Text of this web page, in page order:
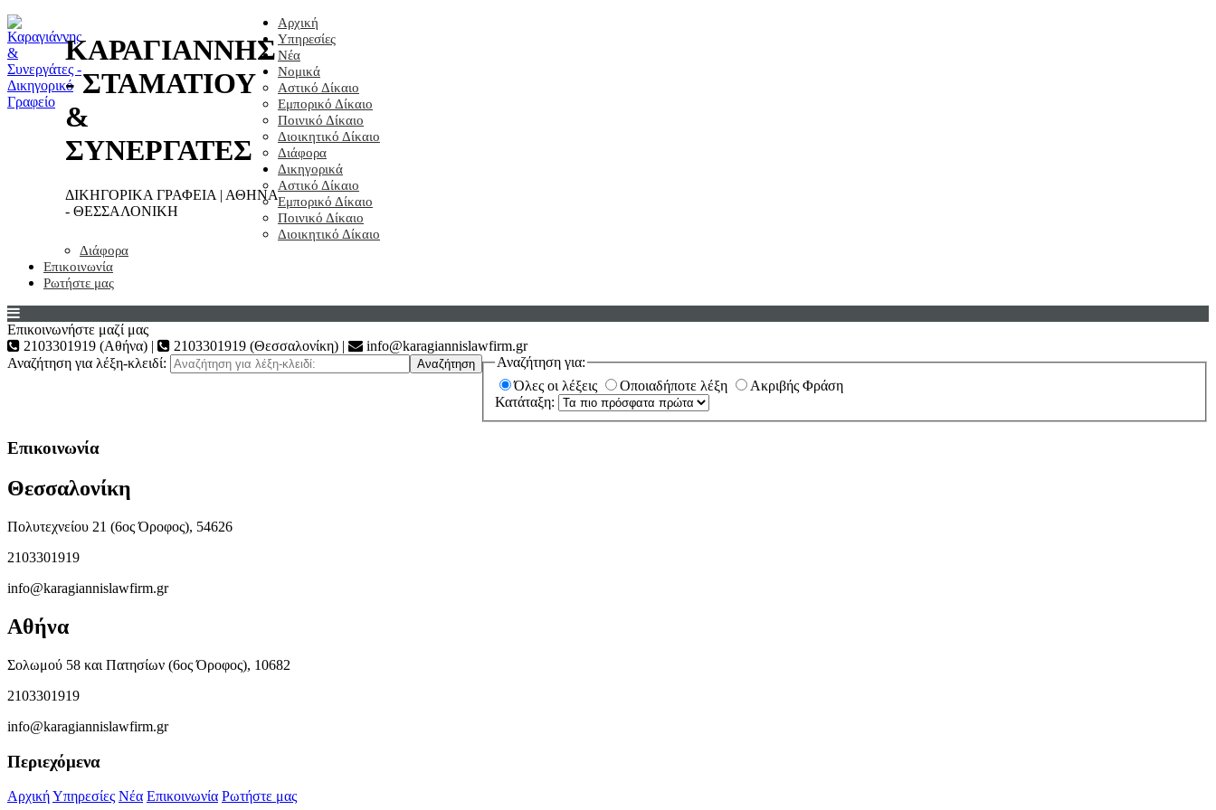
ΚΑΡΑΓΙΑΝΝΗΣ
- ΣΤΑΜΑΤΙΟΥ
&
ΣΥΝΕΡΓΑΤΕΣ
ΔΙΚΗΓΟΡΙΚΑ ΓΡΑΦΕΙΑ | ΑΘΗΝΑ
- ΘΕΣΣΑΛΟΝΙΚΗ
Αρχική
Υπηρεσίες
Νέα
Νομικά
Αστικό Δίκαιο
Εμπορικό Δίκαιο
Ποινικό Δίκαιο
Διοικητικό Δίκαιο
Διάφορα
Δικηγορικά
Αστικό Δίκαιο
Εμπορικό Δίκαιο
Ποινικό Δίκαιο
Διοικητικό Δίκαιο
Διάφορα
Επικοινωνία
Ρωτήστε μας
Επικοινωνήστε μαζί μας
2103301919 (Αθήνα) |
2103301919 (Θεσσαλονίκη) |
info@karagiannislawfirm.gr
Αναζήτηση για λέξη-κλειδί:
Αναζήτηση
Αναζήτηση για:
Όλες οι λέξεις
Οποιαδήποτε λέξη
Ακριβής Φράση
Κατάταξη:
Επικοινωνία
Θεσσαλονίκη
Πολυτεχνείου 21 (6ος Όροφος), 54626
2103301919
info@karagiannislawfirm.gr
Αθήνα
Σολωμού 58 και Πατησίων (6ος Όροφος), 10682
2103301919
info@karagiannislawfirm.gr
Περιεχόμενα
ΑρχικήΥπηρεσίες Νέα Επικοινωνία Ρωτήστε μας